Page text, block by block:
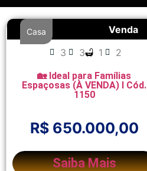
Venda
Casa
3 3 1 2
🏡 Ideal para Famílias
Espaçosas (À VENDA) l Cód.
1150
R$ 650.000,00
Saiba Mais